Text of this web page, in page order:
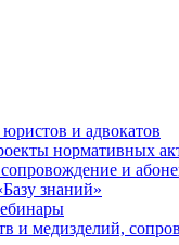
и адвокатов
нормативных
и
знаний»
и медизделий,